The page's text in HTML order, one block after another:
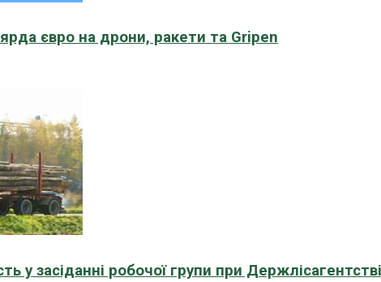
євро на дрони, ракети та Gripen
у засіданні робочої групи при